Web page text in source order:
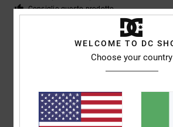
Consiglio questo prodotto
4/5
6. luglio 2026
Scarpa bella e comoda
Comfort: 5/5 Rapporto qualità-prezzo
WELCOME TO DC
Choose your country